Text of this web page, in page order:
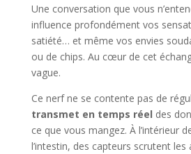
Une conversation que vous
influence profondément vos
satiété… et même vos envies
ou de chips. Au cœur de cet
vague.
Ce nerf ne se contente pas de
transmet en temps réel des
ce que vous mangez. À l’intérieur
l’intestin, des capteurs scrutent